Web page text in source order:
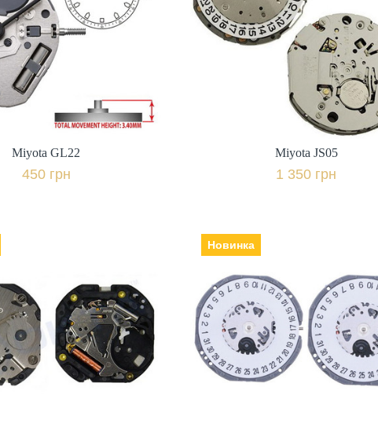
Японія,
450 грн.
+ порівняти
Miyota GL22
450 грн
Виробник: Японія,
1 350 грн.
+ порівняти
Miyota JS05
1 350 грн
Epson VX3N
Японія,
1 000 грн.
Новинка
Epson VJ34(6)
Виробник: Японія,
650 грн.